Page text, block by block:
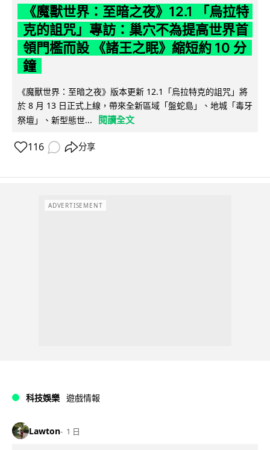
《魔獸世界：至暗之夜》12.1 「烏拉特
克的詛咒」專訪：巢穴不為提高世界首
領門檻而設 《諸王之眠》縮短約 10 分
鐘
《魔獸世界：至暗之夜》版本更新 12.1「烏拉特克的詛咒」將
於 8 月 13 日正式上線，帶來全新區域「盤蛇島」、地城「毒牙
祭壇」、新型態世...
閱讀全文
116 分享
ADVERTISEMENT
科技娛樂 遊戲情報
Lawton 1 日